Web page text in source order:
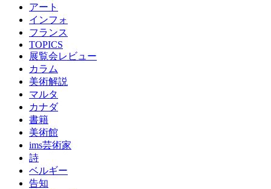
アート
インフォ
フランス
TOPICS
展覧会レビュー
カラム
美術解説
マルタ
カナダ
書籍
美術館
ims芸術家
詩
ベルギー
告知